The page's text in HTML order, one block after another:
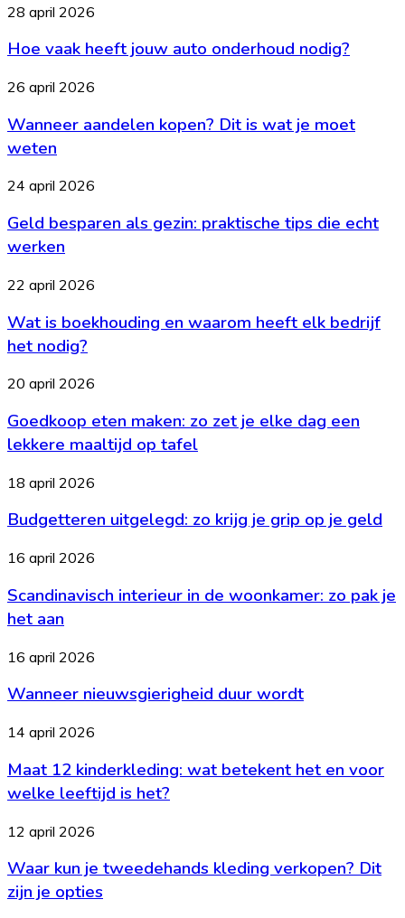
bewaar
je
de
Hoe
heeft
auto
onderhoud
nodig?
28 april 2026
Hoe vaak heeft jouw auto onderhoud nodig?
Wanneer
kopen?
is
wat
je
moet
weten
26 april 2026
Wanneer aandelen kopen? Dit is wat je moet
weten
Geld
als
gezin:
praktische
die
werken
24 april 2026
Geld besparen als gezin: praktische tips die echt
werken
Wat
boekhouding
en
waarom
elk
het
nodig?
22 april 2026
Wat is boekhouding en waarom heeft elk bedrijf
het nodig?
Goedkoop
maken:
zo
zet
elke
dag
een
maaltijd
tafel
20 april 2026
Goedkoop eten maken: zo zet je elke dag een
lekkere maaltijd op tafel
Budgetteren
zo
je
op
je
geld
18 april 2026
Budgetteren uitgelegd: zo krijg je grip op je geld
Scandinavisch
in
de
woonkamer:
pak
je
het
16 april 2026
Scandinavisch interieur in de woonkamer: zo pak je
het aan
Wanneer
duur
16 april 2026
Wanneer nieuwsgierigheid duur wordt
Maat
kinderkleding:
betekent
en
voor
welke
leeftijd
14 april 2026
Maat 12 kinderkleding: wat betekent het en voor
welke leeftijd is het?
Waar
je
tweedehands
kleding
12 april 2026
Waar kun je tweedehands kleding verkopen? Dit
zijn je opties